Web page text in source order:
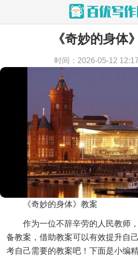
当前位置：首页 > 教学文
《奇妙的身体
时间：2026-05-12
《奇妙的身体》教案
作为一位不辞辛劳的人民教师
备教案，借助教案可以有效提升自
考自己需要的教案吧！下面是小编